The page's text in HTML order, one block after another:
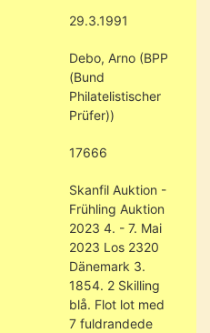
29.3.1991
Debo, Arno (BPP
(Bund
Philatelistischer
Prüfer))
17666
Skanfil Auktion -
Frühling Auktion
2023 4. - 7. Mai
2023 Los 2320
Dänemark 3.
1854. 2 Skilling
blå. Flot lot med
7 fuldrandede